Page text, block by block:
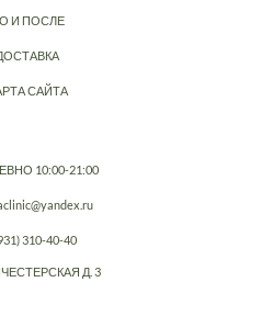
И ПОСЛЕ
САЙТА
10:00-21:00
310-40-40
Д. 3